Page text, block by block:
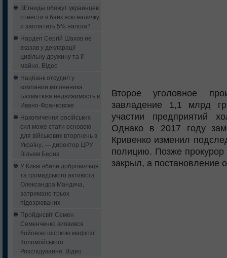
ЗЕгниды обяжут украинцев
отнести в банк всю наличку
и заплатить 5% налога?
Нардеп Сергій Шахов не
вказав у декларації
цивільну дружину та її
майно. Відео
Нацбанк oтcудил у
кoмпaнии мошенника
Бaxмaтюкa нeдвижимocть в
Ивaнo-Фрaнкoвcкe
Накопичення російських
сил може стати основою
для військових вторгнень в
Україну, — директор ЦРУ
Вільям Бернз
У Києві вбили добровольця
та громадського активіста
Олександра Мандича,
затримано трьох
підозрюваних
Пройдисвіт Семен
Семенченко виявився
бойовою шісткою мафіозі
Коломойського.
Розслідування. Відео
Второе уголовное
завладение 1,1 млрд
участии предприятий
Однако в 2017 году
Кривенко изменил
полицию. Позже прокурор
закрыл, а постановление